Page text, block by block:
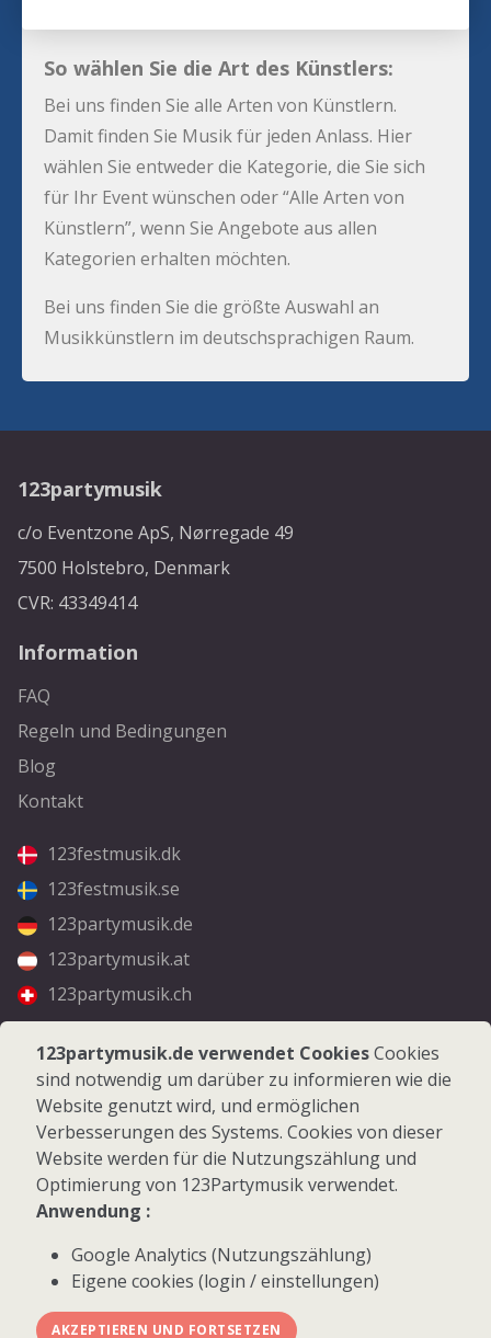
So wählen Sie die Art des Künstlers:
Bei uns finden Sie alle Arten von Künstlern.
Damit finden Sie Musik für jeden Anlass. Hier
wählen Sie entweder die Kategorie, die Sie sich
für Ihr Event wünschen oder “Alle Arten von
Künstlern”, wenn Sie Angebote aus allen
Kategorien erhalten möchten.
Bei uns finden Sie die größte Auswahl an
Musikkünstlern im deutschsprachigen Raum.
123partymusik
c/o Eventzone ApS, Nørregade 49
7500 Holstebro, Denmark
CVR: 43349414
Information
FAQ
Regeln und Bedingungen
Blog
Kontakt
123festmusik.dk
123festmusik.se
123partymusik.de
123partymusik.at
123partymusik.ch
Folgen Sie uns
Facebook
Instagram
© 2026 123Partymusik.de - Alle Rechte vorbehalten
123partymusik.de verwendet CookiesCookies
sind notwendig um darüber zu informieren wie die
Website genutzt wird, und ermöglichen
Verbesserungen des Systems. Cookies von dieser
Website werden für die Nutzungszählung und
Optimierung von 123Partymusik verwendet.
Anwendung :
Google Analytics (Nutzungszählung)
Eigene cookies (login / einstellungen)
AKZEPTIEREN UND FORTSETZEN